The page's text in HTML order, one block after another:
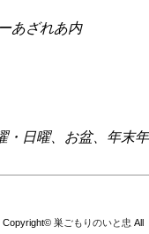
あざれあ内
・日曜、お盆、年末年
Copyright© 巣ごもりのいと忠 All